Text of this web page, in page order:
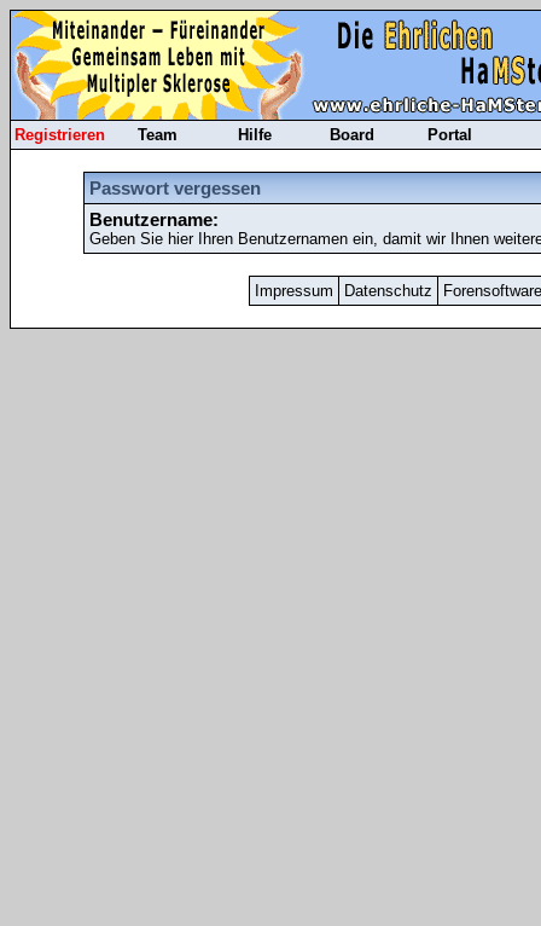
Registrieren Team Hilfe Board Portal
Passwort vergessen
Benutzername:
Geben Sie hier Ihren Benutzernamen ein, damit wir Ihnen
Impressum Datenschutz